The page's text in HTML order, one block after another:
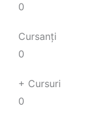
0
Cursanți
0
+ Cursuri
0